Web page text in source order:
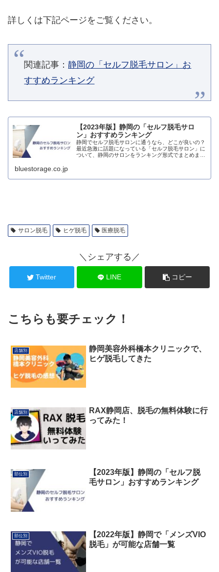
詳しくは下記ページをご覧ください。
関連記事：静岡の「セルフ脱毛サロン」お
すすめランキング
【2023年版】静岡の「セルフ脱毛サロ
ン」おすすめランキング
静岡でセルフ脱毛サロンに通うなら、どこが良いの？
最近急激に話題になっている「セルフ脱毛サロン」に
ついて、静岡のサロンをランキング形式でまとめまし
bluestorage.co.jp
サロン脱毛 ヒゲ脱毛 医療脱毛
＼シェアする／
Twitter LINE コピー
こちらも要チェック！
店舗別
静岡美容外科橋本クリニックで、
ヒゲ脱毛してきた
店舗別
RAX静岡店、脱毛の無料体験に行
ってみた！
部位別
【2023年版】静岡の「セルフ脱
毛サロン」おすすめランキング
部位別
【2022年版】静岡で「メンズVIO
脱毛」が可能な店舗一覧